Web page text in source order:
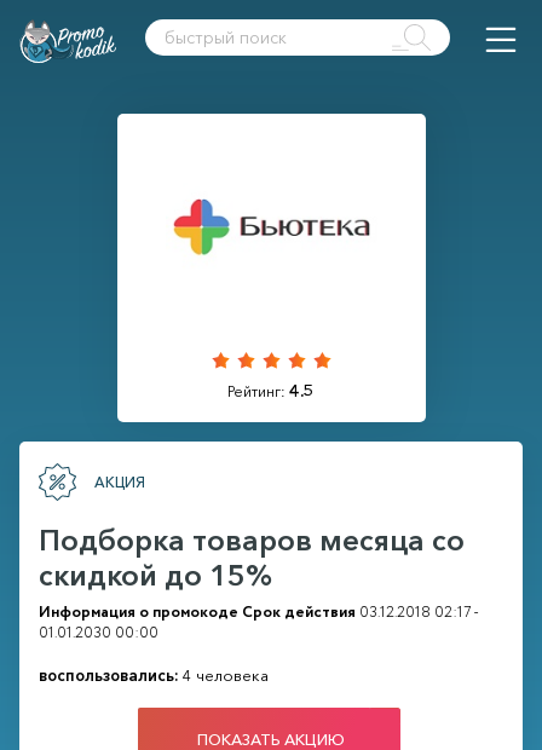
Рейтинг: 4.5
АКЦИЯ
Подборка товаров месяца со
скидкой до 15%
Информация о промокоде Срок действия 03.12.2018 02:17 -
01.01.2030 00:00
воспользовались: 4 человека
ПОКАЗАТЬ АКЦИЮ